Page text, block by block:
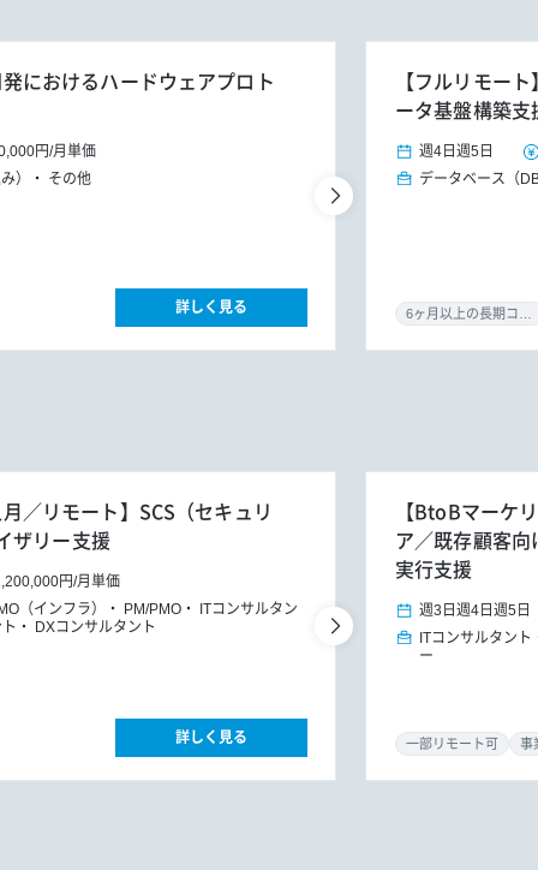
におけるハードウェアプロト
円/月単価
）
その他
詳しく見る
【フルリモー
ータ基盤構築支
週4日 週5日
データベース（
／リモート】SCS（セキュリ
ザリー支援
円/月単価
（インフラ）
PM/PMO
ITコンサルタン
DXコンサルタント
詳しく見る
【BtoBマーケ
ア／既存顧客
実行支援
週3日 週4日 週5日
ITコンサルタント
ー
一部リモート可 事